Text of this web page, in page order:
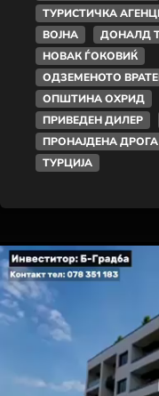
ТУРИСТИЧКА
ВОЈНА
ДОНАЛД
НОВАК ЃОКОВИЌ
ОДЗЕМЕНОТО
ОПШТИНА ОХРИД
ПРИВЕДЕН ДИЛЕР
ПРОНАЈДЕНА ДРОГА
ТУРЦИЈА